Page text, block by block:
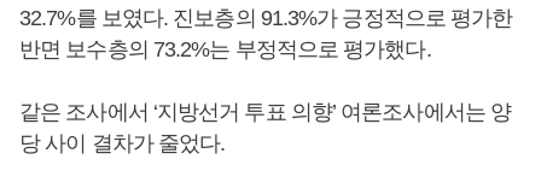
32.7%를 보였다. 진보층의 91.3%가 긍정적으로 평가한
반면 보수층의 73.2%는 부정적으로 평가했다.
같은 조사에서 ‘지방선거 투표 의향’ 여론조사에서는 양
당 사이 결차가 줄었다.